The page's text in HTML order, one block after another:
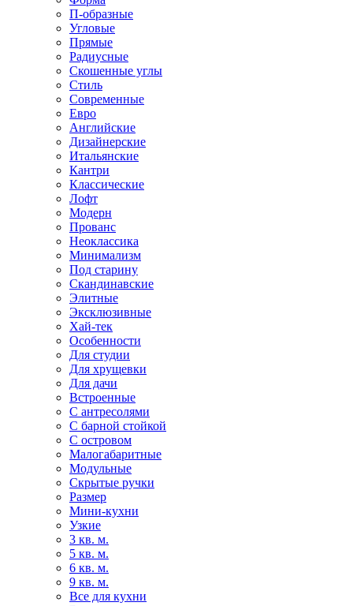
П-образные
Угловые
Прямые
Радиусные
Скошенные углы
Стиль
Современные
Евро
Английские
Дизайнерские
Итальянские
Кантри
Классические
Лофт
Модерн
Прованс
Неоклассика
Минимализм
Под старину
Скандинавские
Элитные
Эксклюзивные
Хай-тек
Особенности
Для студии
Для хрущевки
Для дачи
Встроенные
С антресолями
С барной стойкой
С островом
Малогабаритные
Модульные
Скрытые ручки
Размер
Мини-кухни
Узкие
3 кв. м.
5 кв. м.
6 кв. м.
9 кв. м.
Все для кухни